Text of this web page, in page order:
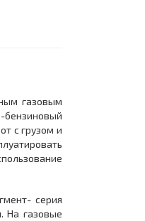
газовым
бензиновый
с грузом и
серия
На газовые